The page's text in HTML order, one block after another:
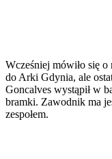
Wcześniej mówiło się
do Arki Gdynia, ale
Goncalves wystąpił w
bramki. Zawodnik ma
zespołem.